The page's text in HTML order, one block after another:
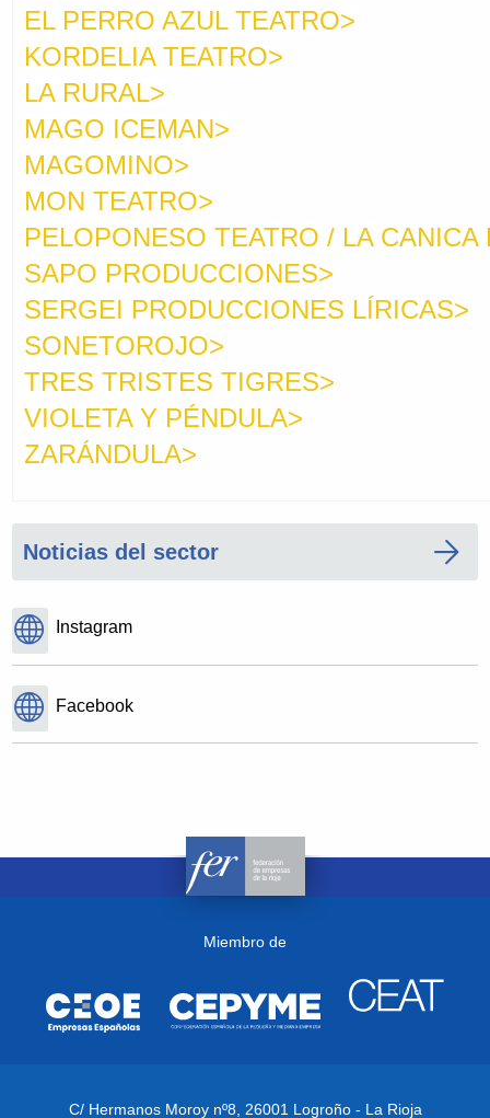
EL PERRO AZUL TEATRO>
KORDELIA TEATRO>
LA RURAL>
MAGO ICEMAN>
MAGOMINO>
MON TEATRO>
PELOPONESO TEATRO / LA CANICA
SAPO PRODUCCIONES>
SERGEI PRODUCCIONES LÍRICAS>
SONETOROJO>
TRES TRISTES TIGRES>
VIOLETA Y PÉNDULA>
ZARÁNDULA>
Noticias del sector
Instagram
Facebook
Miembro de
C/ Hermanos Moroy nº8, 26001 Logroño - La Rioja